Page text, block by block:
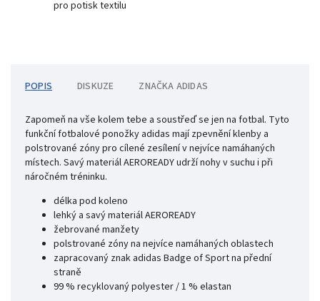
pro potisk textilu
POPIS DISKUZE ZNAČKA ADIDAS
Zapomeň na vše kolem tebe a soustřeď se jen na fotbal. Tyto
funkční fotbalové ponožky adidas mají zpevnění klenby a
polstrované zóny pro cílené zesílení v nejvíce namáhaných
místech. Savý materiál AEROREADY udrží nohy v suchu i při
náročném tréninku.
délka pod koleno
lehký a savý materiál AEROREADY
žebrované manžety
polstrované zónyna nejvíce namáhaných oblastech
zapracovaný znak adidas Badge of Sport na přední
straně
99 % recyklovaný polyester / 1 % elastan